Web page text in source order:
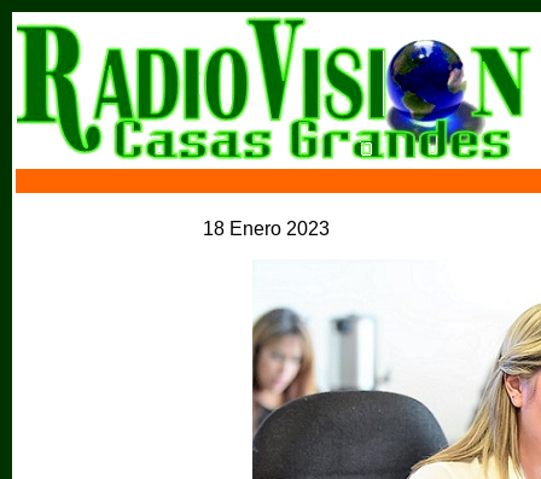
18 Enero 2023